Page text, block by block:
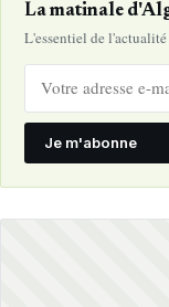
La matinale
L'essentiel de
Je m'abonne